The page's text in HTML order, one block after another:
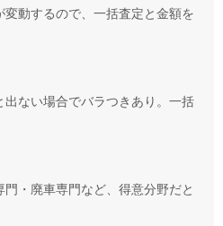
動するので、一括査定と金額を
ない場合でバラつきあり。一括
・廃車専門など、得意分野だと